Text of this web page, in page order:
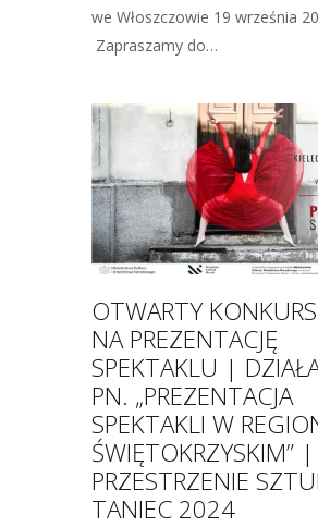
we Włoszczowie 19 września
Zapraszamy do…
OTWARTY
NA PREZENTACJĘ
SPEKTAKLU |
PN. „PREZENTACJA
SPEKTAKLI W
ŚWIĘTOKRZYSKIM” |
PRZESTRZENIE
TANIEC 2024